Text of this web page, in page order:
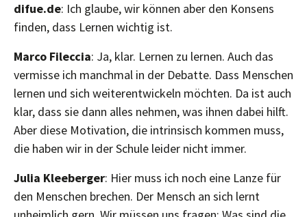
difue.de: Ich glaube, wir können aber den Konsens
finden, dass Lernen wichtig ist.
Marco Fileccia: Ja, klar. Lernen zu lernen. Auch das
vermisse ich manchmal in der Debatte. Dass Menschen
lernen und sich weiterentwickeln möchten. Da ist auch
klar, dass sie dann alles nehmen, was ihnen dabei hilft.
Aber diese Motivation, die intrinsisch kommen muss,
die haben wir in der Schule leider nicht immer.
Julia Kleeberger: Hier muss ich noch eine Lanze für
den Menschen brechen. Der Mensch an sich lernt